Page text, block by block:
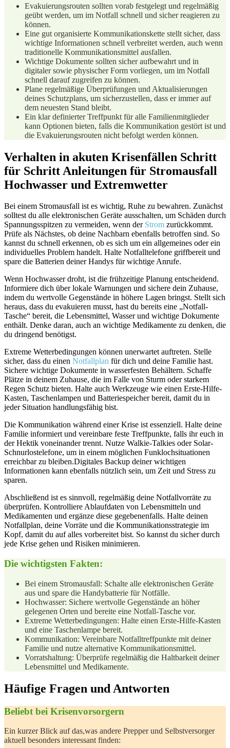
Evakuierungsrouten sollten⁣ vorab festgelegt und regelmäßig​
geübt⁣ werden, um im Notfall schnell und ⁢sicher​ reagieren zu
können.
Eine gut organisierte Kommunikationskette stellt sicher, ⁣dass
wichtige Informationen schnell verbreitet werden, auch wenn
traditionelle ⁣Kommunikationsmittel ausfallen.
Wichtige Dokumente sollten sicher aufbewahrt und in
digitaler sowie physischer Form vorliegen, um im Notfall⁤
schnell darauf zugreifen zu können.
Plane regelmäßige Überprüfungen und Aktualisierungen
deines Schutzplans, um sicherzustellen, dass er immer auf
dem neuesten Stand bleibt.
Ein klar definierter Treffpunkt für‌ alle Familienmitglieder
kann Optionen bieten, falls die Kommunikation gestört ist und
die Evakuierungsrouten nicht befolgt werden können.
Verhalten in akuten Krisenfällen Schritt
für Schritt Anleitungen für Stromausfall
Hochwasser und⁢ Extremwetter
Bei einem Stromausfall ist es wichtig, Ruhe zu bewahren. Zunächst
solltest du alle elektronischen Geräte ausschalten, um Schäden⁢ durch
⁤Spannungsspitzen zu vermeiden, wenn der Strom zurückkommt.
Prüfe als Nächstes, ob⁢ deine‌ Nachbarn ebenfalls betroffen‍ sind. So
kannst du schnell erkennen, ob es⁤ sich um ein allgemeines oder ein
individuelles Problem handelt. Halte Notfalltelefone griffbereit und
spare die Batterien deiner Handys für⁢ wichtige⁢ Anrufe.
Wenn Hochwasser droht, ist die frühzeitige Planung entscheidend.
Informiere dich über lokale Warnungen und sichere dein Zuhause,
indem du wertvolle Gegenstände‌ in höhere Lagen bringst. Stellt sich
heraus, dass du evakuieren ⁤musst, hast du bereits eine „Notfall-
Tasche“ bereit, die Lebensmittel, Wasser und wichtige ‌Dokumente
enthält. Denke daran, auch an⁣ wichtige Medikamente zu denken, die
du dringend benötigst.
Extreme Wetterbedingungen können unerwartet auftreten. Stelle
sicher, dass du einen Notfallplan ⁤ für dich und⁢ deine Familie ‍hast.
Sichere wichtige Dokumente in wasserfesten Behältern. Schaffe
Plätze in deinem Zuhause, die im‌ Falle ‌von Sturm⁤ oder starkem
Regen Schutz‍ bieten. Halte auch Werkzeuge wie einen ⁤Erste-Hilfe-
Kasten, Taschenlampen und Batteriespeicher bereit, damit du​ in
jeder Situation handlungsfähig bist.
Die Kommunikation während einer Krise ist essenziell. Halte deine
Familie informiert und vereinbare ⁣feste Treffpunkte, falls ihr euch in
der Hektik voneinander trennt. Nutze Walkie-Talkies oder Solar-
Schnurlostelefone, um in einem möglichen Funklochsituationen
erreichbar zu bleiben.Digitales Backup deiner wichtigen
Informationen kann ebenfalls nützlich sein, um Zeit ‍und Stress zu
sparen.
Abschließend ​ist es sinnvoll, regelmäßig deine Notfallvorräte zu
überprüfen. Kontrolliere Ablaufdaten von Lebensmitteln‌ und
Medikamenten ​und ergänze diese gegebenenfalls. Halte deinen
Notfallplan, deine Vorräte und die Kommunikationsstrategie⁢ im
Kopf, damit du auf ⁢alles ​vorbereitet bist. So kannst du sicher durch
jede Krise gehen und Risiken minimieren.
Die wichtigsten Fakten:
Bei​ einem Stromausfall: ​Schalte alle elektronischen Geräte
aus und spare die Handybatterie für Notfälle.
Hochwasser: Sichere wertvolle Gegenstände⁢ an höher
gelegenen Orten und bereite eine Notfall-Tasche vor.
Extreme Wetterbedingungen: Halte einen Erste-Hilfe-Kasten
und eine Taschenlampe bereit.
Kommunikation: Vereinbare Notfalltreffpunkte mit deiner
Familie und nutze alternative Kommunikationsmittel.
Vorratshaltung: Überprüfe regelmäßig die Haltbarkeit deiner
Lebensmittel und Medikamente.
Häufige Fragen und⁢ Antworten
Beliebt bei Krisenvorsorgern
Ein kurzer Blick‌ auf das,was andere Prepper und Selbstversorger
aktuell besonders ‍interessant finden: